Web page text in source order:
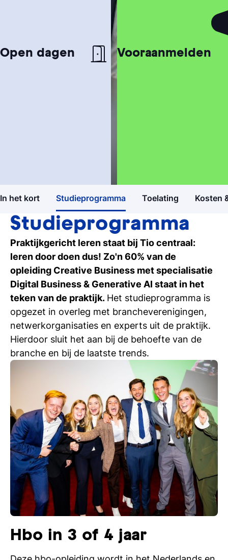
Open dagen Vooraanmelden
In het kort Studieprogramma Toelating Kosten
Open dagen
Ontdek Tio's opleidingen op de open dag
Meelopen/Proefstuderen
Ontdek hoe het is om student bij Tio te
zijn
Persoonlijk gesprek
Stel al jouw vragen in een 1-op-1-gesprek
Inschrijven studie
Weet je het al? Schrijf je dan in bij Tio
Studieprogramma
Praktijkgericht leren staat bij Tio centraal:
leren door doen dus! Zo'n 60% van de
opleiding Creative Business met specialisatie
Digital Business & Generative AI staat in het
teken van de praktijk. Het studieprogramma is
opgezet in overleg met brancheverenigingen,
netwerkorganisaties en experts uit de praktijk.
Hierdoor sluit het aan bij de behoefte van de
branche en bij de laatste trends.
Hbo in 3 of 4 jaar